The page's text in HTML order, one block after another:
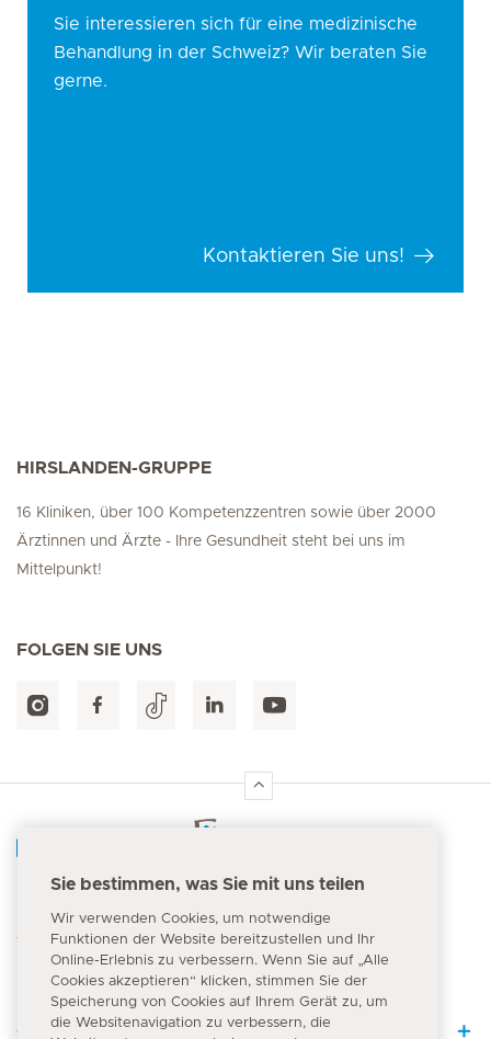
Sie interessieren sich für eine medizinische
Behandlung in der Schweiz? Wir beraten Sie
gerne.
Kontaktieren Sie uns!
HIRSLANDEN-GRUPPE
16 Kliniken, über 100 Kompetenzzentren sowie über 2000
Ärztinnen und Ärzte - Ihre Gesundheit steht bei uns im
Mittelpunkt!
FOLGEN SIE UNS
144
Quick Links
Sie bestimmen, was Sie mit uns teilen
Wir verwenden Cookies, um notwendige
Funktionen der Website bereitzustellen und Ihr
Online-Erlebnis zu verbessern. Wenn Sie auf „Alle
Cookies akzeptieren“ klicken, stimmen Sie der
Speicherung von Cookies auf Ihrem Gerät zu, um
die Websitenavigation zu verbessern, die